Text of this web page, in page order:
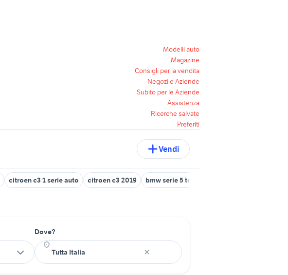
Modelli auto
Magazine
Consigli per la vendita
Negozi e Aziende
Subito per le Aziende
Assistenza
Ricerche salvate
Preferiti
Vendi
citroen c3 1 serie auto citroen c3 2019 bmw serie 5 touring
Dove?